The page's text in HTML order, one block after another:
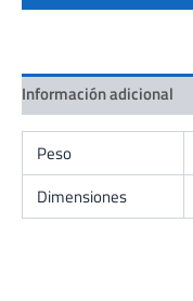
Información adicional
Peso
Dimensiones